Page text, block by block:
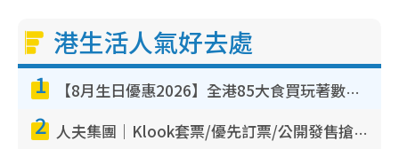
港生活人氣好去處
1 【8月生日優惠2026】全港85大食買玩著數攻略 自助餐/火鍋放題同行免費＋誠品/DONKI送現金券
2 人夫集團｜Klook套票/優先訂票/公開發售搶飛攻略！附票價.購票連結.場地座位表